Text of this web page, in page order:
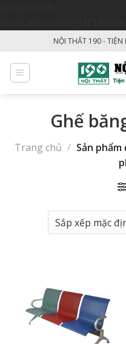
content
NỘI THẤT 190 - TIỆN
Ghế
Trang chủ / Sản